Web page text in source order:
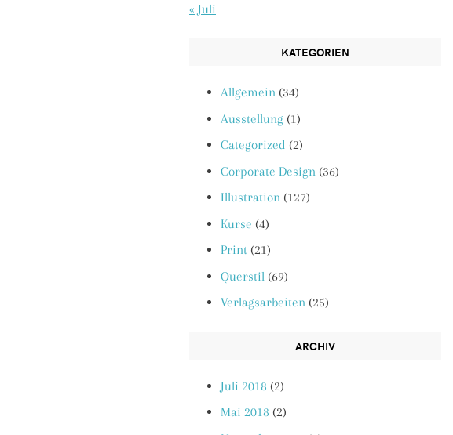
« Juli
KATEGORIEN
Allgemein (34)
Ausstellung (1)
Categorized (2)
Corporate Design (36)
Illustration (127)
Kurse (4)
Print (21)
Querstil (69)
Verlagsarbeiten (25)
ARCHIV
Juli 2018 (2)
Mai 2018 (2)